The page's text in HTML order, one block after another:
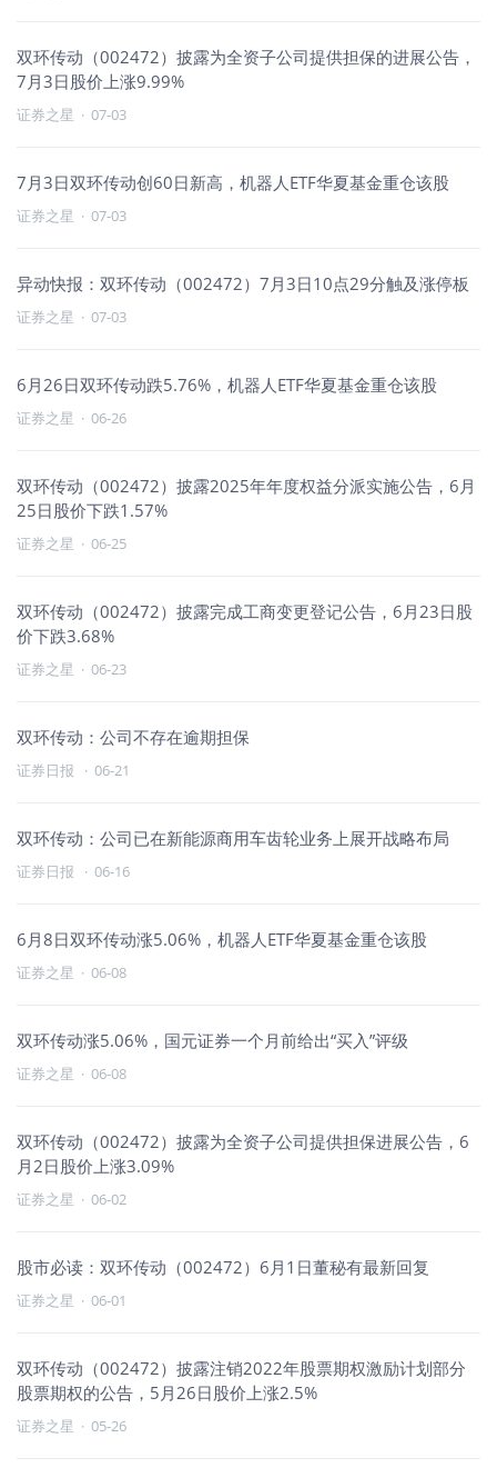
双环传动（002472）披露为全资子公司提供担保的进展公告，
7月3日股价上涨9.99%
证券之星 · 07-03
7月3日双环传动创60日新高，机器人ETF华夏基金重仓该股
证券之星 · 07-03
异动快报：双环传动（002472）7月3日10点29分触及涨停板
证券之星 · 07-03
6月26日双环传动跌5.76%，机器人ETF华夏基金重仓该股
证券之星 · 06-26
双环传动（002472）披露2025年年度权益分派实施公告，6月
25日股价下跌1.57%
证券之星 · 06-25
双环传动（002472）披露完成工商变更登记公告，6月23日股
价下跌3.68%
证券之星 · 06-23
双环传动：公司不存在逾期担保
证券日报 · 06-21
双环传动：公司已在新能源商用车齿轮业务上展开战略布局
证券日报 · 06-16
6月8日双环传动涨5.06%，机器人ETF华夏基金重仓该股
证券之星 · 06-08
双环传动涨5.06%，国元证券一个月前给出“买入”评级
证券之星 · 06-08
双环传动（002472）披露为全资子公司提供担保进展公告，6
月2日股价上涨3.09%
证券之星 · 06-02
股市必读：双环传动（002472）6月1日董秘有最新回复
证券之星 · 06-01
双环传动（002472）披露注销2022年股票期权激励计划部分
股票期权的公告，5月26日股价上涨2.5%
证券之星 · 05-26